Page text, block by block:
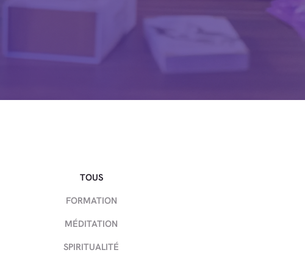
TOUS
FORMATION
MÉDITATION
SPIRITUALITÉ